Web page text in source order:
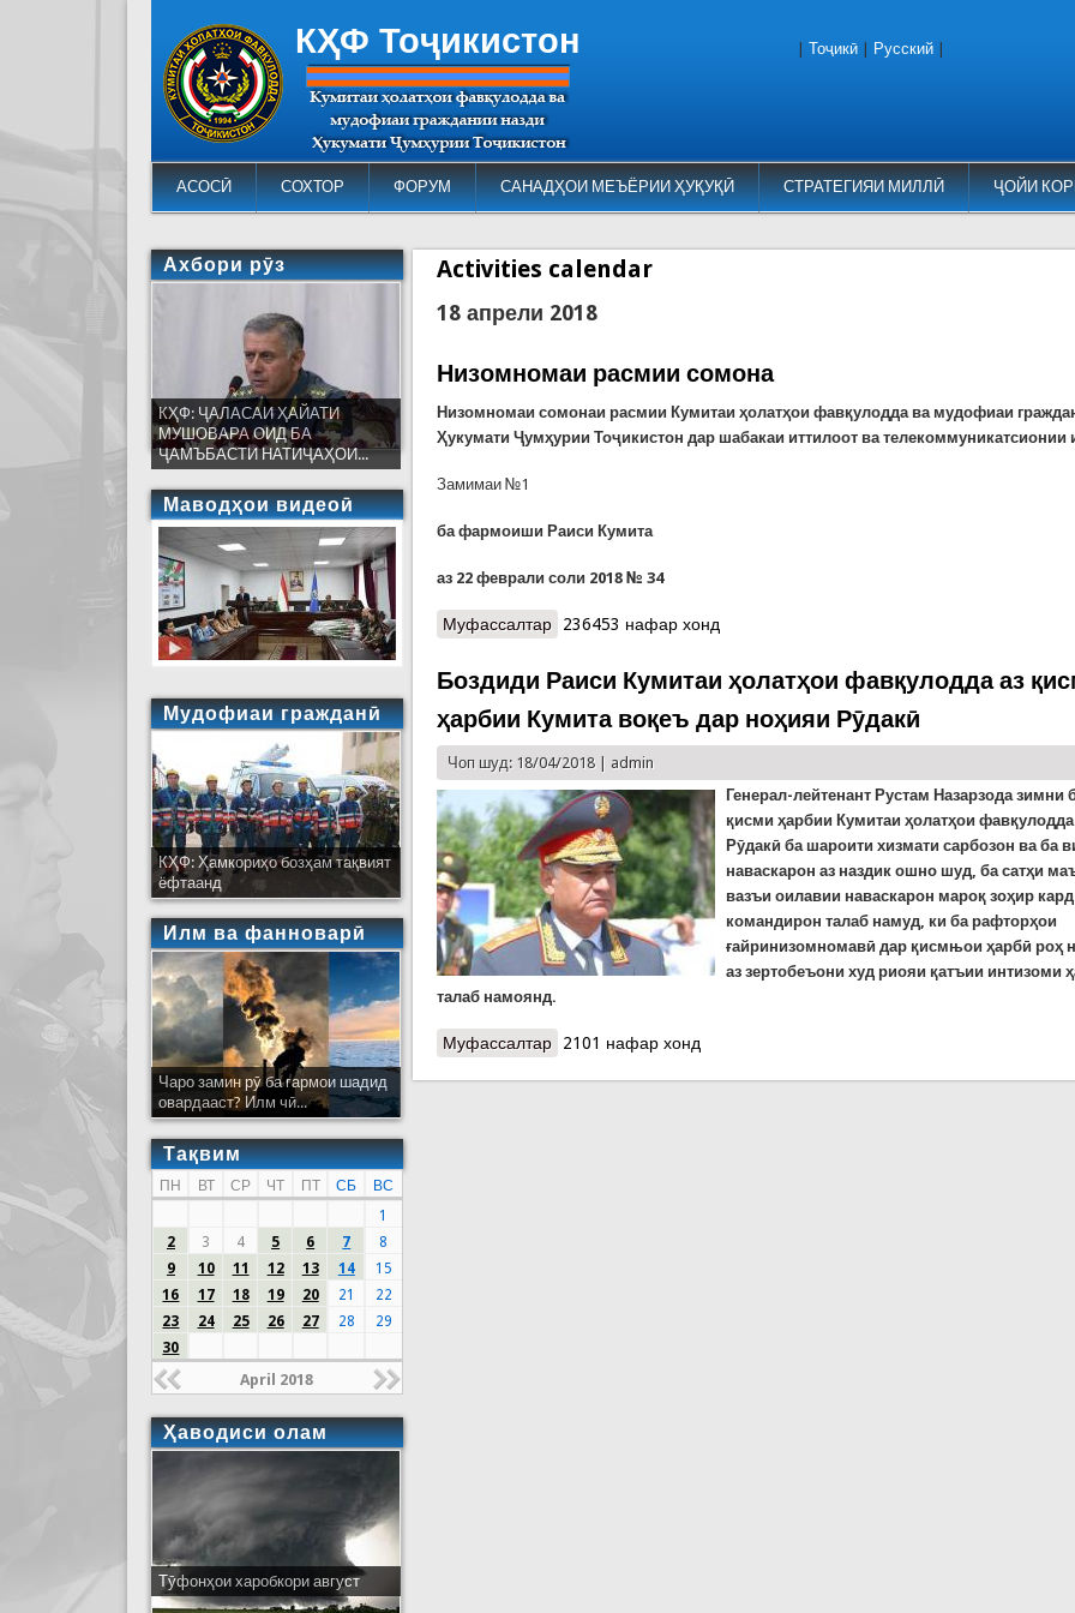
КҲФ Тоҷикистон
АСОСӢ СОХТОР ФОРУМ САНАДҲОИ МЕЪЁРИИ ҲУҚУҚӢ СТРАТЕГИЯИ МИЛЛӢ ҶОЙИ
Тоҷикӣ Русский
Activities calendar
18 апрели 2018
Низомномаи расмии сомона
Низомномаи сомонаи расмии Кумитаи ҳолатҳои фавқулодда ва мудофиаи
Ҳукумати Ҷумҳурии Тоҷикистон дар шабакаи иттилоот ва телекоммуникатсионии
Замимаи №1
ба фармоиши Раиси Кумита
аз 22 феврали соли 2018 № 34
Муфассалтар о Низомномаи расмии сомона
236453 нафар хонд
Боздиди Раиси Кумитаи ҳолатҳои фавқулодда аз
ҳарбии Кумита воқеъ дар ноҳияи Рӯдакӣ
Чоп шуд: 18/04/2018 | admin
Генерал-лейтенант Рустам Назарзода зимни
қисми ҳарбии Кумитаи ҳолатҳои фавқулодда
Рӯдакӣ ба шароити хизмати сарбозон ва ба
наваскарон аз наздик ошно шуд ,ба сатҳи
вазъи оилавии наваскарон мароқ зоҳир кард
командиронталаб намуд ки ба рафторҳои
ғайринизомномавӣ дар қисмњои ҳарбӣ роҳ
аз зертобеъони худ риояи қатъии интизоми ҳ
талаб намоянд.
Муфассалтар о Боздиди Раиси Кумитаи ҳолатҳои фавқулодда аз қисмҳои
2101 нафар хонд
Ахбори рӯз
КҲФ: ҶАЛАСАИ ҲАЙАТИ
МУШОВАРА ОИД БА
ҶАМЪБАСТИ НАТИҶАҲОИ...
Маводҳои видеоӣ
Мудофиаи гражданӣ
КҲФ: Ҳамкориҳо бозҳам тақвият
ёфтаанд
Илм ва фанноварӣ
Чаро замин рӯ ба гармои шадид
овардааст? Илм чӣ...
Тақвим
ПН ВТ СР ЧТ ПТ СБ
ВС
1
2
3 4 5 6 7
8
9
10 11 12 13 14
15
16
17 18 19 20 21
22
23
24 25 26 27 28
29
30
April 2018
Ҳаводиси олам
Тӯфонҳои харобкори август